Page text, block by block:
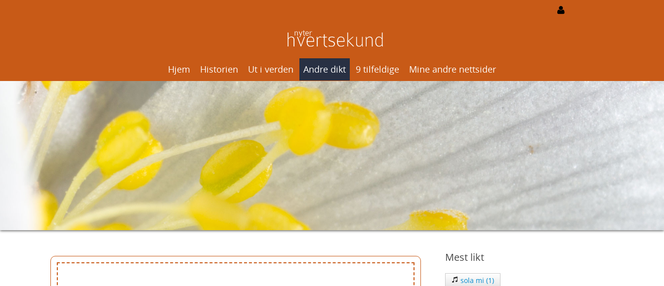
Hjem Historien Ut i verden Andre dikt 9 tilfeldige Mine andre nettsider
Mest likt
sola mi (1)